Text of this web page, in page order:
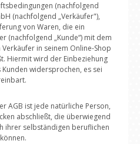
(nachfolgend
(nachfolgend „Verkäufer"),
von Waren, die ein
(nachfolgend „Kunde“) mit dem
in seinem Online-Shop
Hiermit wird der Einbeziehung
widersprochen, es sei
AGB ist jede natürliche Person,
abschließt, die überwiegend
ihrer selbständigen beruflichen